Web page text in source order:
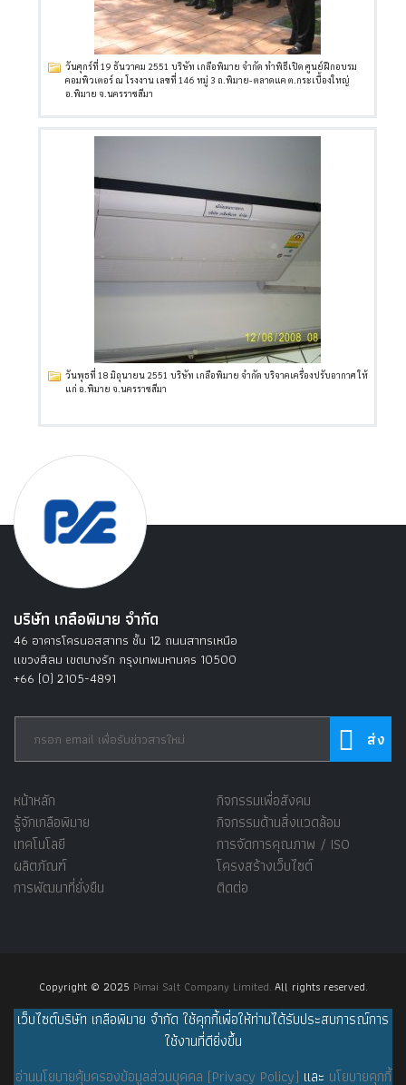
วันศุกร์ที่ 19 ธันวาคม 2551 บริษัท เกลือพิมาย จำกัด ทำพิธีเปิด ศูนย์ฝึกอบรม
คอมพิวเตอร์ ณ โรงงาน เลขที่ 146 หมู่ 3 ถ.พิมาย- ตลาดแค ต.กระเบื้องใหญ่
อ.พิมาย จ.นครราชสีมา
วันพุธที่ 18 มิถุนายน 2551 บริษัท เกลือพิมาย จำกัด บริจาคเครื่องปรับอากาศ ให้
แก่ อ.พิมาย จ.นครราชสีมา
บริษัท เกลือพิมาย จำกัด
46 อาคารโครนอสสาทร ชั้น 12 ถนนสาทรเหนือ
แขวงสีลม เขตบางรัก กรุงเทพมหานคร 10500
+66 (0) 2105-4891
หน้าหลัก
รู้จักเกลือพิมาย
เทคโนโลยี
ผลิตภัณฑ์
การพัฒนาที่ยั่งยืน
กิจกรรมเพื่อสังคม
กิจกรรมด้านสิ่งแวดล้อม
การจัดการคุณภาพ / ISO
โครงสร้างเว็บไซต์
ติดต่อ
Copyright © 2025 Pimai Salt Company Limited. All rights reserved.
เว็บไซต์บริษัท เกลือพิมาย จำกัด ใช้คุกกี้เพื่อให้ท่านได้รับประสบการณ์การ
ใช้งานที่ดียิ่งขึ้น
อ่านนโยบายคุ้มครองข้อมูลส่วนบุคคล (Privacy Policy) และ นโยบายคุกกี้